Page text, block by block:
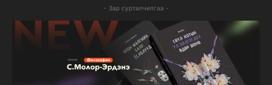
- Зар сурталчилгаа -